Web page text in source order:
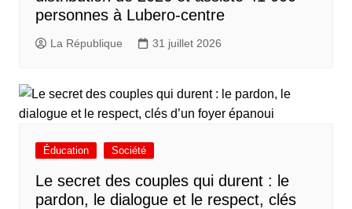
personnes à Lubero-centre
La République 31 juillet 2026
Éducation Société
Le secret des couples qui durent : le
pardon, le dialogue et le respect, clés